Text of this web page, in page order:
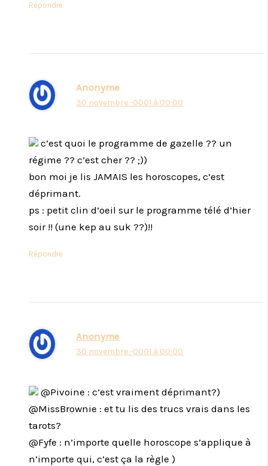
Répondre
Anonyme
30 novembre -0001 à 00:00
c’est quoi le programme de gazelle ?? un
régime ?? c’est cher ?? ;))
bon moi je lis JAMAIS les horoscopes, c’est
déprimant.
ps : petit clin d’oeil sur le programme télé d’hier
soir !! (une kep au suk ??)!!
Répondre
Anonyme
30 novembre -0001 à 00:00
@Pivoine : c’est vraiment déprimant?)
@MissBrownie : et tu lis des trucs vrais dans les
tarots?
@Fyfe : n’importe quelle horoscope s’applique à
n’importe qui, c’est ça la règle )